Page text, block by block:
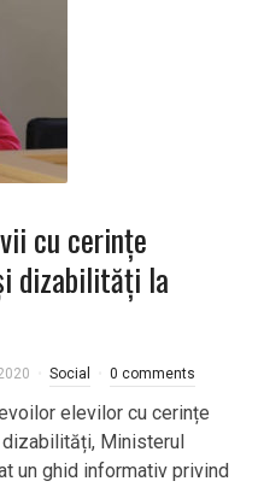
cu cerințe
dizabilități la
Social 0 comments
elevilor cu cerințe
dizabilități, Ministerul
un ghid informativ privind